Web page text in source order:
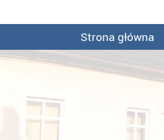
Strona główna